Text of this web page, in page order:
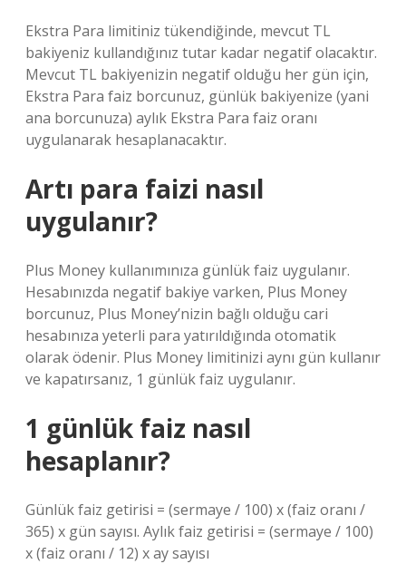
Ekstra Para limitiniz tükendiğinde, mevcut TL
bakiyeniz kullandığınız tutar kadar negatif olacaktır.
Mevcut TL bakiyenizin negatif olduğu her gün için,
Ekstra Para faiz borcunuz, günlük bakiyenize (yani
ana borcunuza) aylık Ekstra Para faiz oranı
uygulanarak hesaplanacaktır.
Artı para faizi nasıl
uygulanır?
Plus Money kullanımınıza günlük faiz uygulanır.
Hesabınızda negatif bakiye varken, Plus Money
borcunuz, Plus Money’nizin bağlı olduğu cari
hesabınıza yeterli para yatırıldığında otomatik
olarak ödenir. Plus Money limitinizi aynı gün kullanır
ve kapatırsanız, 1 günlük faiz uygulanır.
1 günlük faiz nasıl
hesaplanır?
Günlük faiz getirisi = (sermaye / 100) x (faiz oranı /
365) x gün sayısı. Aylık faiz getirisi = (sermaye / 100)
x (faiz oranı / 12) x ay sayısı